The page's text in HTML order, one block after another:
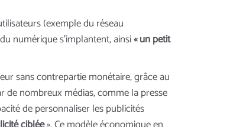
(exemple du réseau
numérique s’implantent, ainsi« un petit
sans contrepartie monétaire, grâce au
de nombreux médias, comme la presse
de personnaliser les publicités